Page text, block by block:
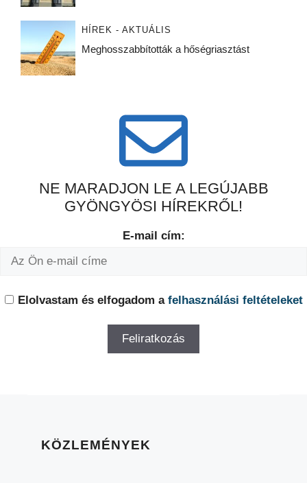
HÍREK - AKTUÁLIS
Meghosszabbították a hőségriasztást
NE MARADJON LE A LEGÚJABB
GYÖNGYÖSI HÍREKRŐL!
E-mail cím:
Elolvastam és elfogadom a felhasználási feltételeket
KÖZLEMÉNYEK